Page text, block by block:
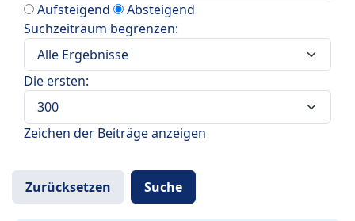
Aufsteigend
Absteigend
Suchzeitraum begrenzen:
Die ersten:
Zeichen der Beiträge anzeigen